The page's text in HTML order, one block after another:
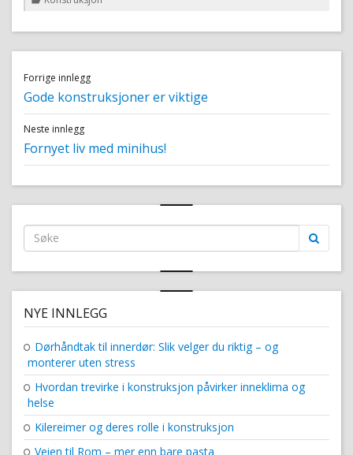
Innleggsnavigering
Forrige innlegg
Previous
post:
Gode konstruksjoner er viktige
Neste innlegg
Next
post:
Fornyet liv med minihus!
Search
for:
NYE INNLEGG
Dørhåndtak til innerdør: Slik velger du riktig – og
monterer uten stress
Hvordan trevirke i konstruksjon påvirker inneklima og
helse
Kilereimer og deres rolle i konstruksjon
Veien til Rom – mer enn bare pasta